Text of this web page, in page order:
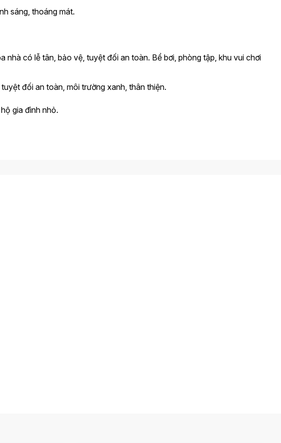
sáng, thoáng mát.
nhà có lễ tân, bảo vệ, tuyệt đối an toàn. Bể bơi, phòng tập, khu vui chơi
đối an toàn, môi trường xanh, thân thiện.
gia đình nhỏ.